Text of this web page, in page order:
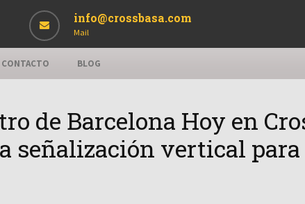
info@crossbasa.com
Mail
CONTACTO BLOG
de Barcelona Hoy en
señalización vertical